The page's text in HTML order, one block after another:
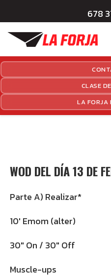
678
CLASE
LA FORJA
WOD DEL DÍA 13 DE
Parte A) Realizar*
10′ Emom (alter)
30″ On / 30″ Off
Muscle-ups